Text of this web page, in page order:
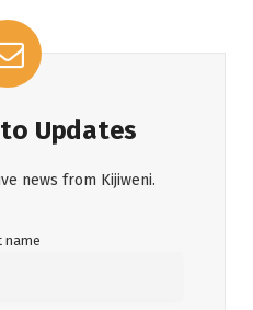
Updates
news from Kijiweni.
name